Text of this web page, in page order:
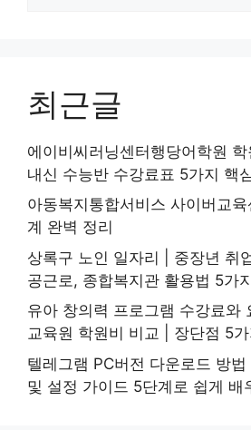
최근글
에이비씨러닝센터행당어학원
내신 수능반 수강료표 5가지 핵
아동복지통합서비스 사이버교
계 완벽 정리
상록구 노인 일자리 | 중장년 취
공근로, 종합복지관 활용법 5가
유아 창의력 프로그램 수강료와
교육원 학원비 비교 | 장단점 5
텔레그램 PC버전 다운로드 방
및 설정 가이드 5단계로 쉽게 배